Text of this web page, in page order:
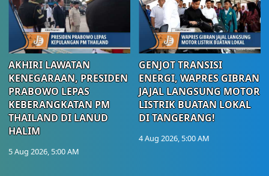
AKHIRI LAWATAN
KENEGARAAN, PRESIDEN
PRABOWO LEPAS
KEBERANGKATAN PM
THAILAND DI LANUD
HALIM
5 Aug 2026, 5:00 AM
GENJOT TRANSISI
ENERGI, WAPRES GIBRAN
JAJAL LANGSUNG MOTOR
LISTRIK BUATAN LOKAL
DI TANGERANG!
4 Aug 2026, 5:00 AM